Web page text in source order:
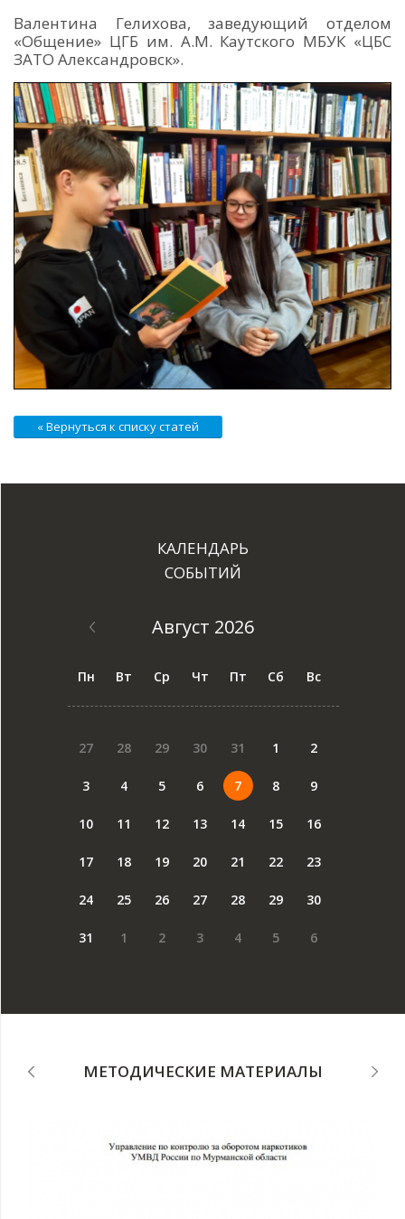
Валентина Гелихова, заведующий отделом
«Общение» ЦГБ им. А.М. Каутского МБУК «ЦБС
ЗАТО Александровск».
« Вернуться к списку статей
КАЛЕНДАРЬ
СОБЫТИЙ
Август 2026
Пн Вт Ср Чт Пт Сб Вс
27 28 29 30 31 1 2
3 4 5 6 7 8 9
10 11 12 13 14 15 16
17 18 19 20 21 22 23
24 25 26 27 28 29 30
31 1 2 3 4 5 6
МЕТОДИЧЕСКИЕ МАТЕРИАЛЫ